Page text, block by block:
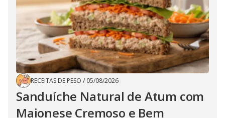
RECEITAS DE PESO / 05/08/2026
Sanduíche Natural de Atum com
Maionese Cremoso e Bem